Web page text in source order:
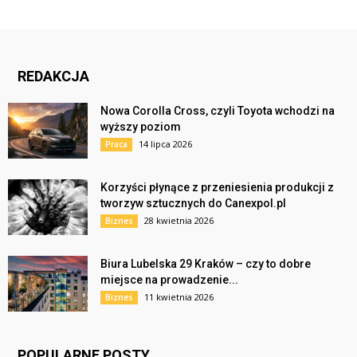
REDAKCJA
Nowa Corolla Cross, czyli Toyota wchodzi na
wyższy poziom
Praca 14 lipca 2026
Korzyści płynące z przeniesienia produkcji z
tworzyw sztucznych do Canexpol.pl
Biznes 28 kwietnia 2026
Biura Lubelska 29 Kraków – czy to dobre
miejsce na prowadzenie...
Biznes 11 kwietnia 2026